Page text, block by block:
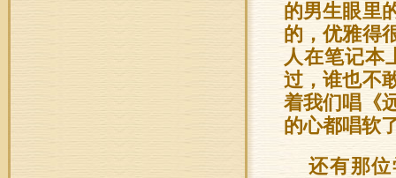
的男生眼里
的，优雅得
人在笔记本
过，谁也不
着我们唱《
的心都唱软
还有那